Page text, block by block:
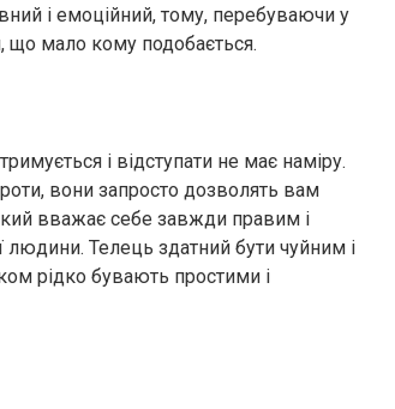
і емоційний, тому, перебуваючи у
що мало кому подобається.
і відступати не має наміру.
вони запросто дозволять вам
вважає себе завжди правим і
людини. Телець здатний бути чуйним і
рідко бувають простими і